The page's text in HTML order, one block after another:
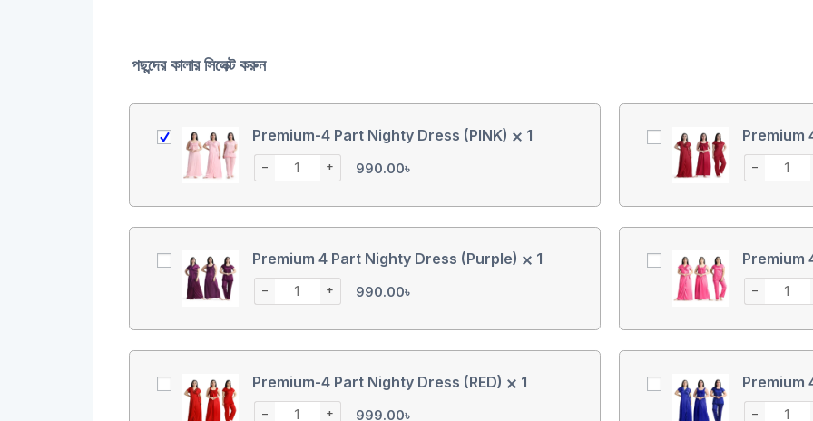
পছন্দের কালার সিলেক্ট করুন
Premium-4 Part Nighty Dress (PINK) 1
− + 990.00৳
Premium
−
Premium 4 Part Nighty Dress (Purple) 1
− + 990.00৳
Premium
−
Premium-4 Part Nighty Dress (RED) 1
− + 999.00৳
Premium
−